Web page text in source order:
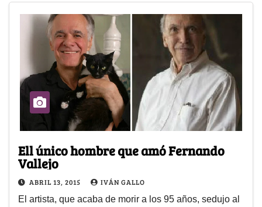
Ell único hombre que amó Fernando
Vallejo
ABRIL 13, 2015 IVÁN GALLO
El artista, que acaba de morir a los 95 años, sedujo al